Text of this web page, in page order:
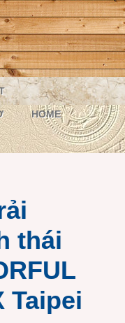
HOME
thái
Taipei